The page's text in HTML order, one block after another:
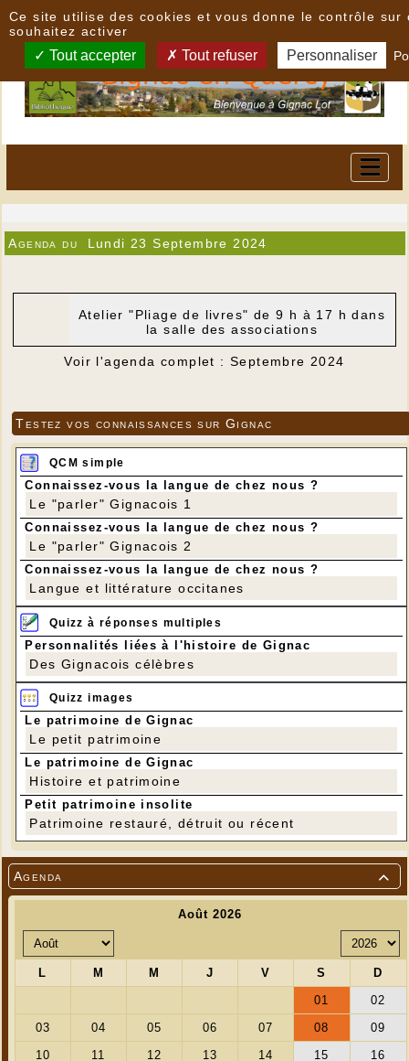

Agenda
Agenda du Lundi 23 Septembre 2024
Atelier "Pliage de livres" de 9 h à 17 h dans
la salle des associations
Voir l'agenda complet : Septembre 2024
Testez vos connaissances sur Gignac
QCM simple
Connaissez-vous la langue de chez nous ?
Le "parler" Gignacois 1
Connaissez-vous la langue de chez nous ?
Le "parler" Gignacois 2
Connaissez-vous la langue de chez nous ?
Langue et littérature occitanes
Quizz à réponses multiples
Personnalités liées à l'histoire de Gignac
Des Gignacois célèbres
Quizz images
Le patrimoine de Gignac
Le petit patrimoine
Le patrimoine de Gignac
Histoire et patrimoine
Petit patrimoine insolite
Patrimoine restauré, détruit ou récent
Ce site utilise des cookies et vous donne le contrôle sur
souhaitez activer
Tout accepter Tout refuser Personnaliser